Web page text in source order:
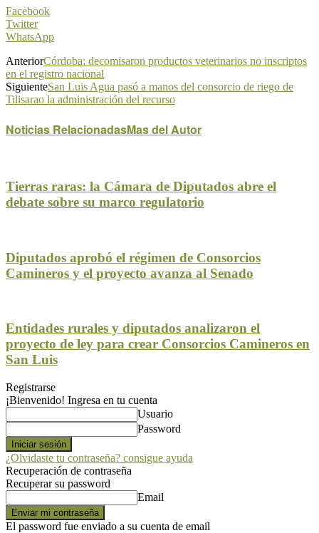
Facebook
Twitter
WhatsApp
AnteriorCórdoba: decomisaron productos veterinarios no inscriptos
en el registro nacional
SiguienteSan Luis Agua pasó a manos del consorcio de riego de
Tilisarao la administración del recurso
Noticias RelacionadasMas del Autor
Tierras raras: la Cámara de Diputados abre el
debate sobre su marco regulatorio
Diputados aprobó el régimen de Consorcios
Camineros y el proyecto avanza al Senado
Entidades rurales y diputados analizaron el
proyecto de ley para crear Consorcios Camineros en
San Luis
Registrarse
¡Bienvenido! Ingresa en tu cuenta
Usuario
Password
¿Olvidaste tu contraseña? consigue ayuda
Recuperación de contraseña
Recuperar su password
Email
El password fue enviado a su cuenta de email